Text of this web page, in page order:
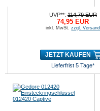
UVP**:114,79 EUR
74,95 EUR
inkl. MwSt.zzgl. Versand
JETZT KAUFEN
Lieferfrist 5 Tage*